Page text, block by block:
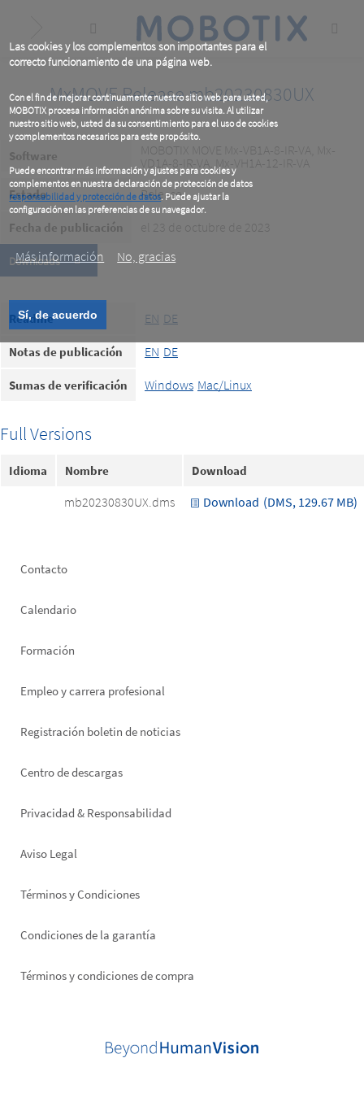
Las cookies y los complementos son importantes para el
correcto funcionamiento de una página web.
Con el fin de mejorar continuamente nuestro sitio web para usted,
MOBOTIX procesa información anónima sobre su visita. Al utilizar
nuestro sitio web, usted da su consentimiento para el uso de cookies
y complementos necesarios para este propósito.
Puede encontrar más información y ajustes para cookies y
complementos en nuestra declaración de protección de datos
responsabilidad y protección de datos. Puede ajustar la
configuración en las preferencias de su navegador.
.
Más información
No, gracias
Sí, de acuerdo
content
MxMOVE Release mb20230830UX
Software
MOBOTIX MOVE Mx-VB1A-8-IR-VA, Mx-
VD1A-8-IR-VA, Mx-VH1A-12-IR-VA
Estado Release
Fecha de publicación el 23 de octubre de 2023
Downloads
Readme EN DE
Notas de publicación EN DE
Sumas de verificación Windows Mac/Linux
Full Versions
Idioma Nombre Download
mb20230830UX.dms Download (DMS, 129.67 MB)
Footer
Contacto
Calendario
Formación
Empleo y carrera profesional
Registración boletin de noticias
Footer
Centro de descargas
Privacidad & Responsabilidad
Aviso Legal
Términos y Condiciones
Condiciones de la garantía
Términos y condiciones de compra